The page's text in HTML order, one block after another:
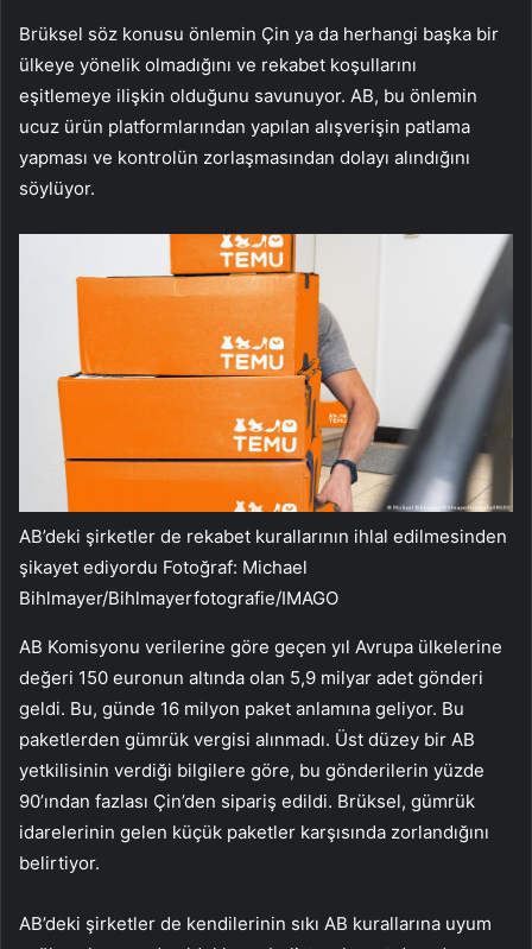
Brüksel söz konusu önlemin Çin ya da herhangi başka bir
ülkeye yönelik olmadığını ve rekabet koşullarını
eşitlemeye ilişkin olduğunu savunuyor. AB, bu önlemin
ucuz ürün platformlarından yapılan alışverişin patlama
yapması ve kontrolün zorlaşmasından dolayı alındığını
söylüyor.
AB’deki şirketler de rekabet kurallarının ihlal edilmesinden
şikayet ediyordu Fotoğraf: Michael
Bihlmayer/Bihlmayerfotografie/IMAGO
AB Komisyonu verilerine göre geçen yıl Avrupa ülkelerine
değeri 150 euronun altında olan 5,9 milyar adet gönderi
geldi. Bu, günde 16 milyon paket anlamına geliyor. Bu
paketlerden gümrük vergisi alınmadı. Üst düzey bir AB
yetkilisinin verdiği bilgilere göre, bu gönderilerin yüzde
90’ından fazlası Çin’den sipariş edildi. Brüksel, gümrük
idarelerinin gelen küçük paketler karşısında zorlandığını
belirtiyor.
AB’deki şirketler de kendilerinin sıkı AB kurallarına uyum